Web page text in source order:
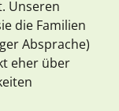
Unseren
die Familien
Absprache)
eher über